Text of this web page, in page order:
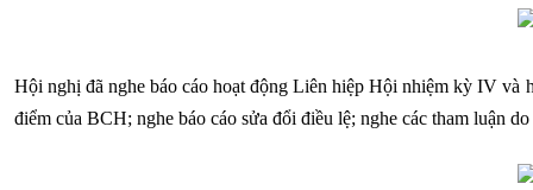
Hội nghị đã nghe báo cáo hoạt động Liên hiệp Hội nhiệm kỳ IV
điểm của BCH; nghe báo cáo sửa đổi điều lệ; nghe các tham luận